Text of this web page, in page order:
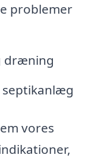
problemer
dræning
septikanlæg
vores